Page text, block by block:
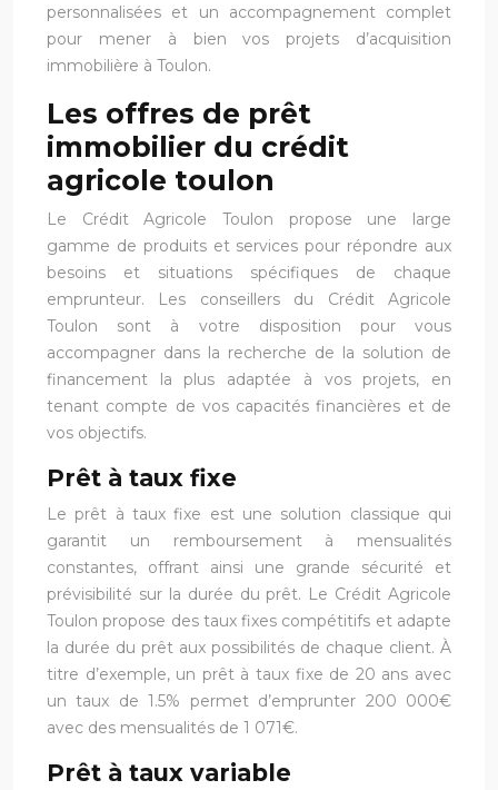
personnalisées et un accompagnement complet
pour mener à bien vos projets d’acquisition
immobilière à Toulon.
Les offres de prêt
immobilier du crédit
agricole toulon
Le Crédit Agricole Toulon propose une large
gamme de produits et services pour répondre aux
besoins et situations spécifiques de chaque
emprunteur. Les conseillers du Crédit Agricole
Toulon sont à votre disposition pour vous
accompagner dans la recherche de la solution de
financement la plus adaptée à vos projets, en
tenant compte de vos capacités financières et de
vos objectifs.
Prêt à taux fixe
Le prêt à taux fixe est une solution classique qui
garantit un remboursement à mensualités
constantes, offrant ainsi une grande sécurité et
prévisibilité sur la durée du prêt. Le Crédit Agricole
Toulon propose des taux fixes compétitifs et adapte
la durée du prêt aux possibilités de chaque client. À
titre d’exemple, un prêt à taux fixe de 20 ans avec
un taux de 1.5% permet d’emprunter 200 000€
avec des mensualités de 1 071€.
Prêt à taux variable